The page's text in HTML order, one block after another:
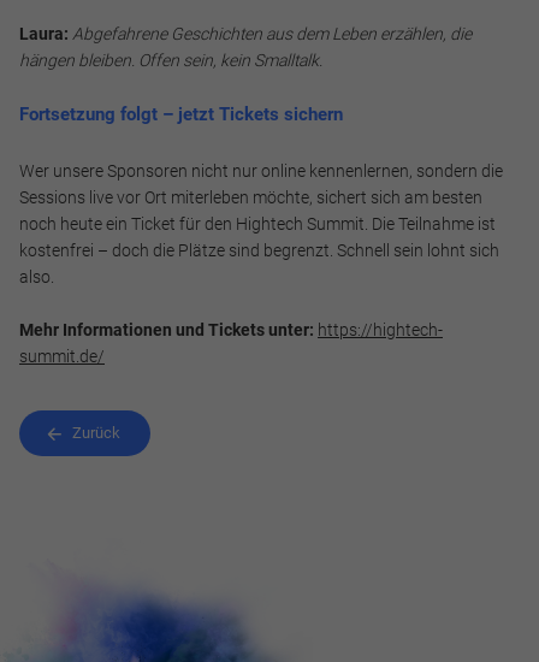
Laura: Abgefahrene Geschichten aus dem Leben erzählen, die
hängen bleiben. Offen sein, kein Smalltalk.
Fortsetzung folgt – jetzt Tickets sichern
Wer unsere Sponsoren nicht nur online kennenlernen, sondern die
Sessions live vor Ort miterleben möchte, sichert sich am besten
noch heute ein Ticket für den Hightech Summit. Die Teilnahme ist
kostenfrei – doch die Plätze sind begrenzt. Schnell sein lohnt sich
also.
Mehr Informationen und Tickets unter: https://hightech-
summit.de/
Zurück